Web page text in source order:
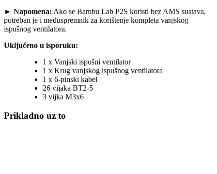
► Napomena: Ako se Bambu Lab P2S koristi bez AMS sustava,
potreban je i međuspremnik za korištenje kompleta vanjskog
ispušnog ventilatora.
Uključeno u isporuku:
1 x Vanjski ispušni ventilator
1 x Krug vanjskog ispušnog ventilatora
1 x 6-pinski kabel
26 vijaka BT2-5
3 vijka M3x6
Prikladno uz to